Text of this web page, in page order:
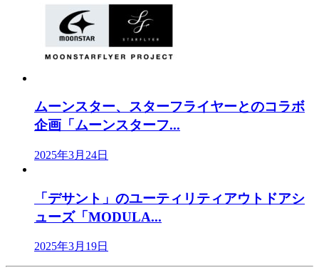
ムーンスター、スターフライヤーとのコラボ
企画「ムーンスターフ...
2025年3月24日
「デサント」のユーティリティアウトドアシ
ューズ「MODULA...
2025年3月19日